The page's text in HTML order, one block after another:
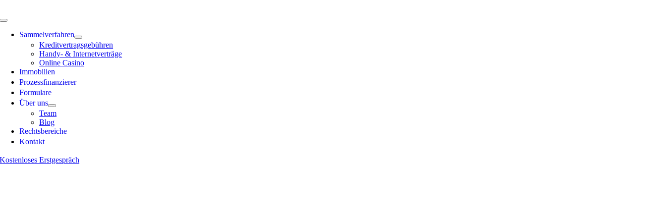
Toggle
NavigationSammelverfahren
Kreditvertragsgebühren
Handy- & Internetverträge
Online Casino
Immobilien
Prozessfinanzierer
Formulare
Über uns
Team
Blog
Rechts­bereiche
Kontakt
Kostenloses Erstgespräch